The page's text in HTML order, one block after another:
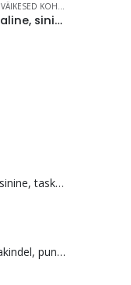
VÄIKESED KOHVRID (KUNI 59 CM)
Kõvakohver 55 cm, 8-rattaline, sinine (Coronet Blue), TSA koodlukk, American Tourister Airconic
Lips-põll, tumesinine, taskutega, Estravel
Seljakott, vargakindel, punane, Bobby Soft